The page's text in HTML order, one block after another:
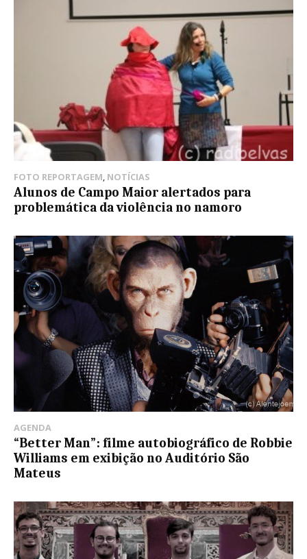
FOTO REPORTAGEM, NOTÍCIAS
Alunos de Campo Maior alertados para
problemática da violência no namoro
AGENDA
“Better Man”: filme autobiográfico de Robbie
Williams em exibição no Auditório São
Mateus